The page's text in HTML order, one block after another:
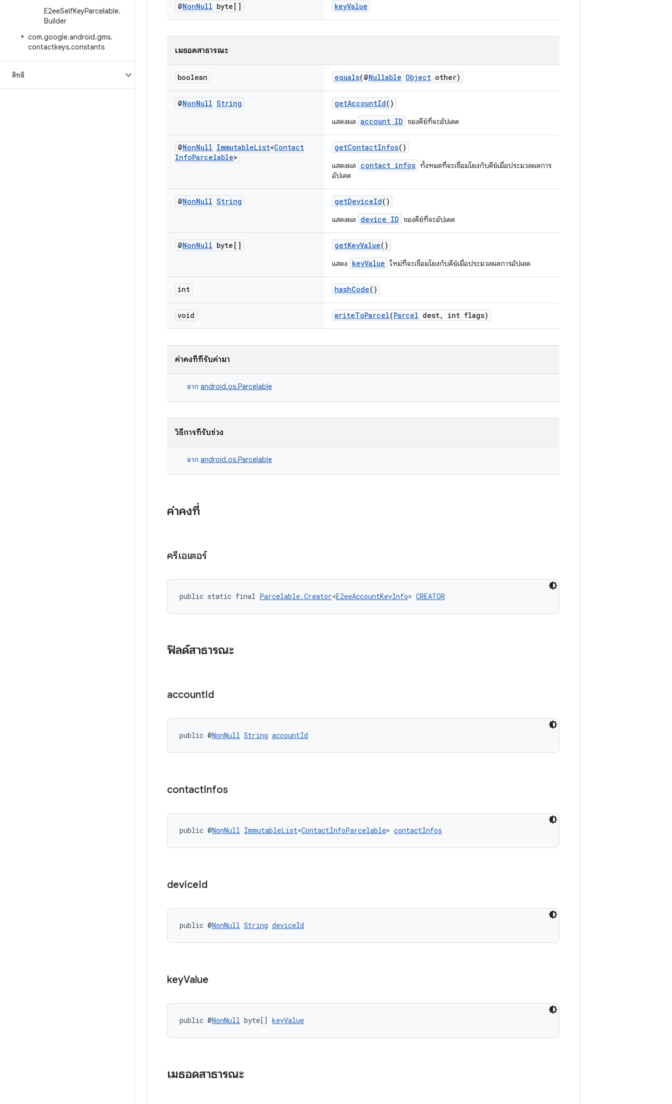
E2eeSelfKeyParcelable.
Builder
com.google.android.gms.
contactkeys.constants
สิทธิ์
@NonNull byte[] keyValue
เมธอดสาธารณะ
boolean equals(@Nullable Object other)
@NonNull String getAccountId()
แสดงผล account ID ของคีย์ที่จะอัปเดต
@NonNull ImmutableList<Contact
InfoParcelable>
getContactInfos()
แสดงผล contact infos ทั้งหมดที่จะเชื่อมโยงกับคีย์เมื่อประมวลผลการ
อัปเดต
@NonNull String getDeviceId()
แสดงผล device ID ของคีย์ที่จะอัปเดต
@NonNull byte[] getKeyValue()
แสดง keyValue ใหม่ที่จะเชื่อมโยงกับคีย์เมื่อประมวลผลการอัปเดต
int hashCode()
void writeToParcel(Parcel dest, int flags)
ค่าคงที่ที่รับค่ามา
จาก android.os.Parcelable
วิธีการที่รับช่วง
จาก android.os.Parcelable
ค่าคงที่
ครีเอเตอร์
public static final Parcelable.Creator<E2eeAccountKeyInfo> CREATOR
ฟิลด์สาธารณะ
accountId
public @NonNull String accountId
contactInfos
public @NonNull ImmutableList<ContactInfoParcelable> contactInfos
deviceId
public @NonNull String deviceId
keyValue
public @NonNull byte[] keyValue
เมธอดสาธารณะ